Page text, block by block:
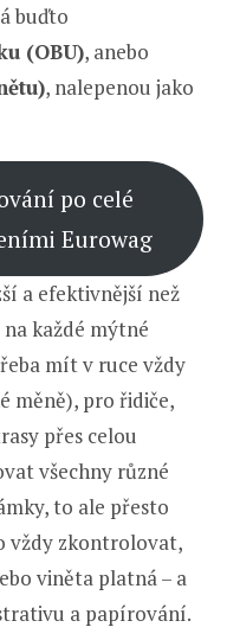
buďto
(OBU), anebo
, nalepenou jako
po celé
Eurowag
a efektivnější než
každé mýtné
mít v ruce vždy
měně), pro řidiče,
přes celou
všechny různé
to ale přesto
vždy zkontrolovat,
viněta platná – a
a papírování.